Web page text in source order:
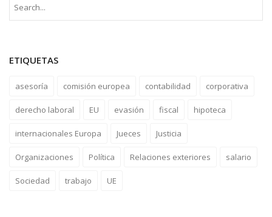
ETIQUETAS
asesoría comisión europea contabilidad corporativa
derecho laboral EU evasión fiscal hipoteca
internacionales Europa Jueces Justicia
Organizaciones Política Relaciones exteriores salario
Sociedad trabajo UE